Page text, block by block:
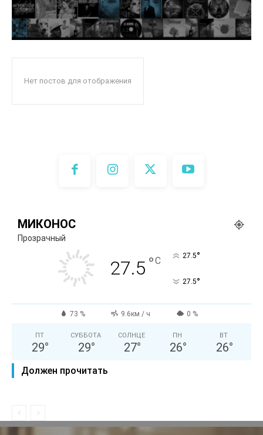
Нет постов для отображения
МИКОНОС
Прозрачный
27.5 °C 27.5°
27.5°
73 % 9.6км / ч 0 %
ПТ
29°
СУББОТА
29°
СОЛНЦЕ
27°
ПН
26°
ВТ
26°
Должен прочитать